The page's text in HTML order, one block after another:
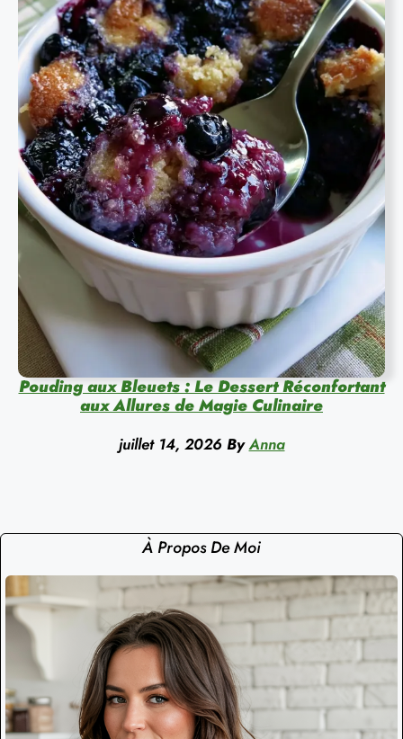
Pouding aux Bleuets : Le Dessert Réconfortant
aux Allures de Magie Culinaire
juillet 14, 2026 By Anna
À Propos De Moi